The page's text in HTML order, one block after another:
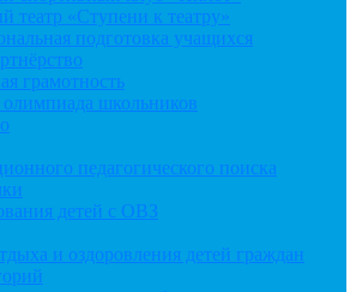
театр «Ступени к театру»
подготовка учащихся
грамотность
олимпиада школьников
педагогического поиска
детей с ОВЗ
и оздоровления детей граждан